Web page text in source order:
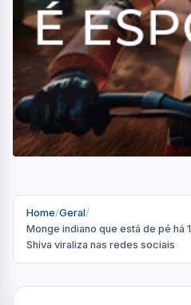
Home/Geral/
Monge indiano que está de pé há
Shiva viraliza nas redes sociais